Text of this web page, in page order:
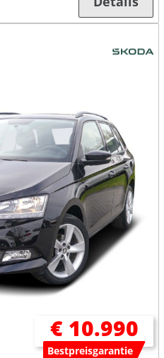
€ 10.990
Bestpreisgarantie